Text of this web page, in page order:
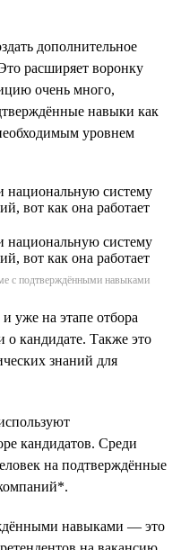
дополнительное
расширяет воронку
очень много,
навыки как
уровнем
с подтверждёнными навыками
уже на этапе отбора
кандидате. Также это
знаний для
кандидатов. Среди
на подтверждённые
навыками — это